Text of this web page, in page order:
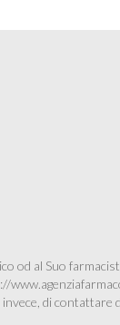
od al Suo
di